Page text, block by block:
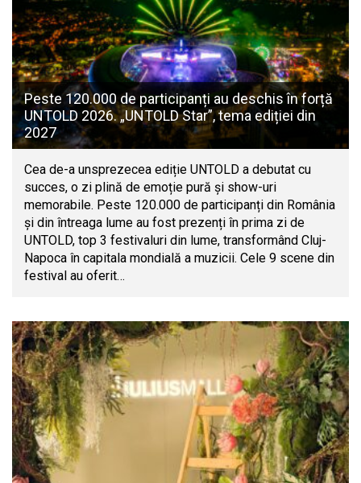
Peste 120.000 de participanți au deschis în forță
UNTOLD 2026. „UNTOLD Star”, tema ediției din
2027
Cea de-a unsprezecea ediție UNTOLD a debutat cu
succes, o zi plină de emoție pură și show-uri
memorabile. Peste 120.000 de participanți din România
și din întreaga lume au fost prezenți în prima zi de
UNTOLD, top 3 festivaluri din lume, transformând Cluj-
Napoca în capitala mondială a muzicii. Cele 9 scene din
festival au oferit…